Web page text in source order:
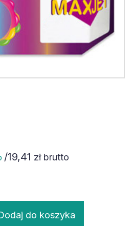
/19,41 zł brutto
do koszyka